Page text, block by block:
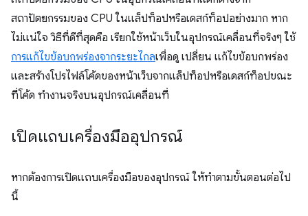
สถาปัตยกรรมของ CPU ในแล็ปท็อปหรือเดสก์ท็อปอย่างมาก หาก
ไม่แน่ใจ วิธีที่ดีที่สุดคือ เรียกใช้หน้าเว็บในอุปกรณ์เคลื่อนที่จริงๆ ใช้
การแก้ไขข้อบกพร่องจากระยะไกลเพื่อดู เปลี่ยน แก้ไขข้อบกพร่อง
และสร้างโปรไฟล์โค้ดของหน้าเว็บจากแล็ปท็อปหรือเดสก์ท็อปขณะ
ที่โค้ด ทำงานจริงบนอุปกรณ์เคลื่อนที่
เปิดแถบเครื่องมืออุปกรณ์
หากต้องการเปิดแถบเครื่องมือของอุปกรณ์ ให้ทำตามขั้นตอนต่อไป
นี้